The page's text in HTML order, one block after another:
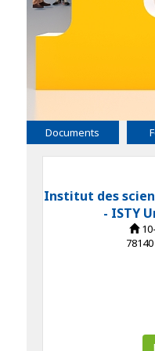
Documents
Institut des
- ISTY